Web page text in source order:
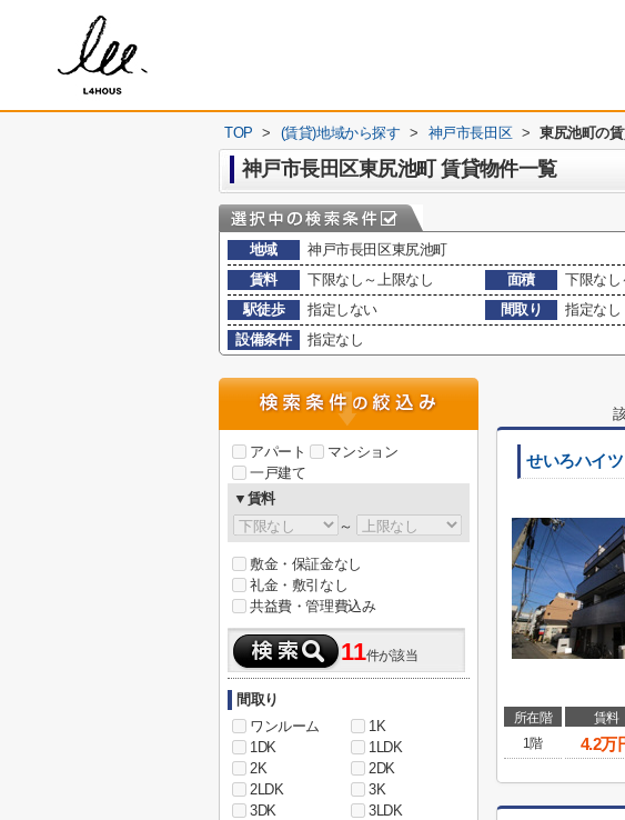
TOP > (賃貸)地域から探す > 神戸市長田区 > 東尻池町の
神戸市長田区東尻池町 賃貸物件一覧
地域
神戸市長田区東尻池町
賃料
下限なし～上限なし 面積 下限なし
駅徒歩
指定しない 間取り
指定なし
設備条件
指定なし
せいろハイツ
所在階 賃料
1階
4.2万
アパート
マンション
一戸建て
▼賃料
～
敷金・保証金なし
礼金・敷引なし
共益費・管理費込み
11件が該当
間取り
ワンルーム
1K
1DK
1LDK
2K
2DK
2LDK
3K
3DK
3LDK